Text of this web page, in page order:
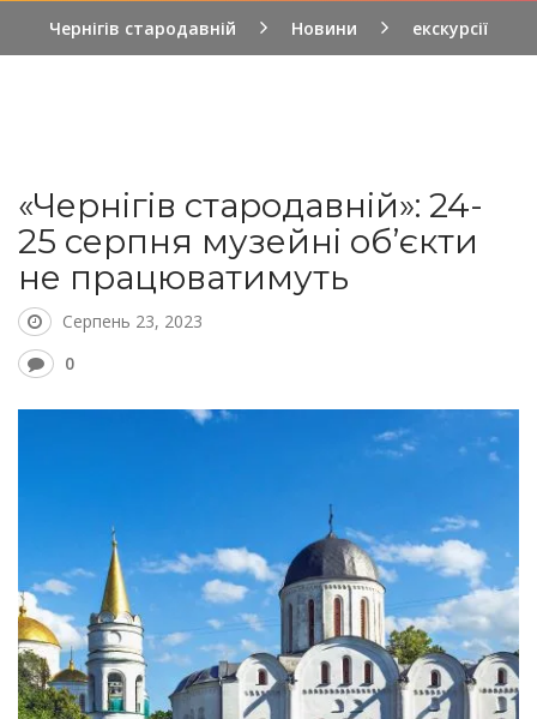
Чернігів стародавній Новини екскурсії
«Чернігів стародавній»: 24-
25 серпня музейні об’єкти
не працюватимуть
Серпень 23, 2023
0